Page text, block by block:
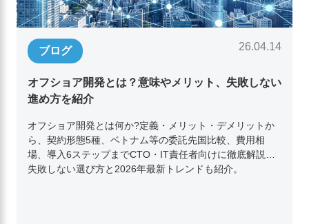
ブログ 26.04.14
オフショア開発とは？意味やメリット、失敗しない
進め方を紹介
オフショア開発とは何か?定義・メリット・デメリットか
ら、契約形態5種、ベトナム等の委託先国比較、費用相
場、導入6ステップまでCTO・IT責任者向けに徹底解説。
失敗しない選び方と2026年最新トレンドも紹介。